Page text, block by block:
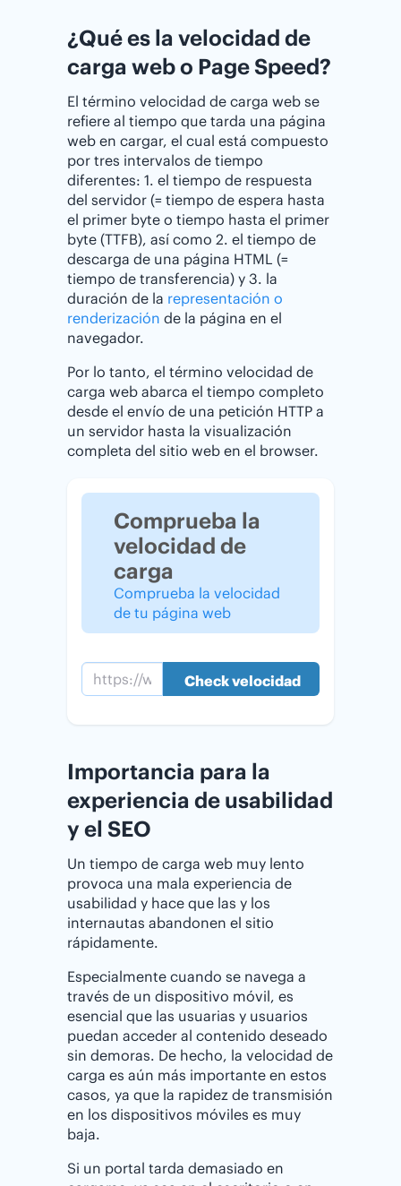
¿Qué es la velocidad de
carga web o Page Speed?
El término velocidad de carga web se
refiere al tiempo que tarda una página
web en cargar, el cual está compuesto
por tres intervalos de tiempo
diferentes: 1. el tiempo de respuesta
del servidor (= tiempo de espera hasta
el primer byte o tiempo hasta el primer
byte (TTFB), así como 2. el tiempo de
descarga de una página HTML (=
tiempo de transferencia) y 3. la
duración de la representación o
renderización de la página en el
navegador.
Por lo tanto, el término velocidad de
carga web abarca el tiempo completo
desde el envío de una petición HTTP a
un servidor hasta la visualización
completa del sitio web en el browser.
Comprueba la
velocidad de
carga
Comprueba la velocidad
de tu página web
Importancia para la
experiencia de usabilidad
y el SEO
Un tiempo de carga web muy lento
provoca una mala experiencia de
usabilidad y hace que las y los
internautas abandonen el sitio
rápidamente.
Especialmente cuando se navega a
través de un dispositivo móvil, es
esencial que las usuarias y usuarios
puedan acceder al contenido deseado
sin demoras. De hecho, la velocidad de
carga es aún más importante en estos
casos, ya que la rapidez de transmisión
en los dispositivos móviles es muy
baja.
Si un portal tarda demasiado en